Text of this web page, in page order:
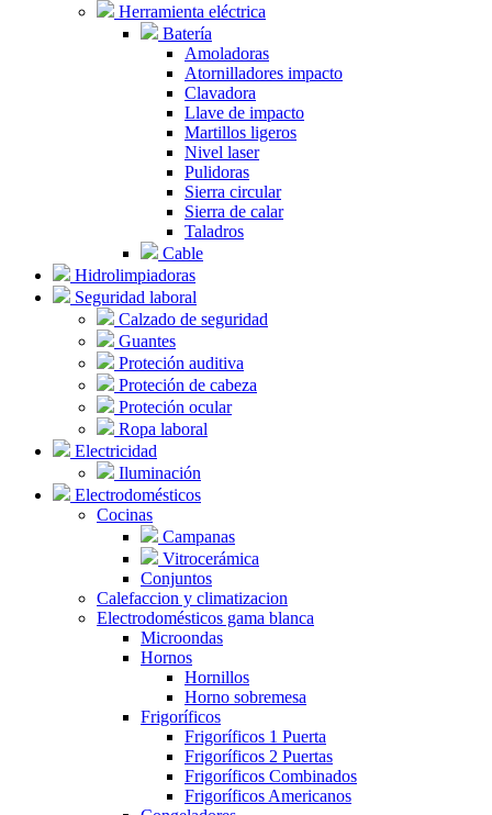
Herramienta eléctrica
Batería
Amoladoras
Atornilladores impacto
Clavadora
Llave de impacto
Martillos ligeros
Nivel laser
Pulidoras
Sierra circular
Sierra de calar
Taladros
Cable
Hidrolimpiadoras
Seguridad laboral
Calzado de seguridad
Guantes
Proteción auditiva
Proteción de cabeza
Proteción ocular
Ropa laboral
Electricidad
Iluminación
Electrodomésticos
Cocinas
Campanas
Vitrocerámica
Conjuntos
Calefaccion y climatizacion
Electrodomésticos gama blanca
Microondas
Hornos
Hornillos
Horno sobremesa
Frigoríficos
Frigoríficos 1 Puerta
Frigoríficos 2 Puertas
Frigoríficos Combinados
Frigoríficos Americanos